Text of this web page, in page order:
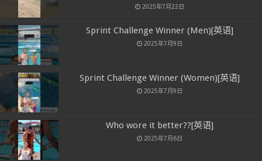
2025年7月22日
Sprint Challenge Winner (Men)[英语]
2025年7月9日
Sprint Challenge Winner (Women)[英语]
2025年7月9日
Who wore it better??[英语]
2025年7月6日